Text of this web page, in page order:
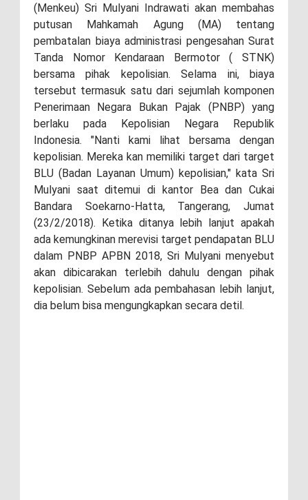
(Menkeu) Sri Mulyani Indrawati akan membahas
putusan Mahkamah Agung (MA) tentang
pembatalan biaya administrasi pengesahan Surat
Tanda Nomor Kendaraan Bermotor ( STNK)
bersama pihak kepolisian. Selama ini, biaya
tersebut termasuk satu dari sejumlah komponen
Penerimaan Negara Bukan Pajak (PNBP) yang
berlaku pada Kepolisian Negara Republik
Indonesia. "Nanti kami lihat bersama dengan
kepolisian. Mereka kan memiliki target dari target
BLU (Badan Layanan Umum) kepolisian," kata Sri
Mulyani saat ditemui di kantor Bea dan Cukai
Bandara Soekarno-Hatta, Tangerang, Jumat
(23/2/2018). Ketika ditanya lebih lanjut apakah
ada kemungkinan merevisi target pendapatan BLU
dalam PNBP APBN 2018, Sri Mulyani menyebut
akan dibicarakan terlebih dahulu dengan pihak
kepolisian. Sebelum ada pembahasan lebih lanjut,
dia belum bisa mengungkapkan secara detil.